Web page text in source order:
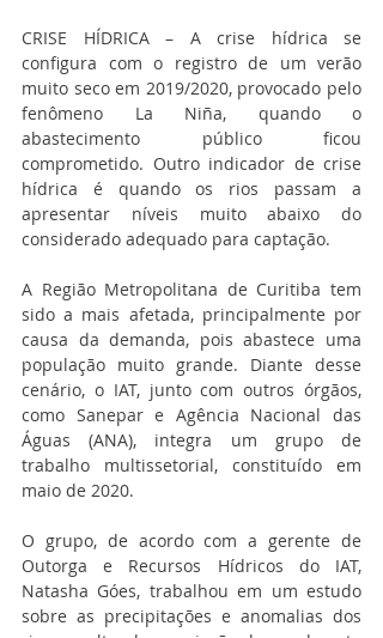
CRISE HÍDRICA – A crise hídrica se
configura com o registro de um verão
muito seco em 2019/2020, provocado pelo
fenômeno La Niña, quando o
abastecimento público ficou
comprometido. Outro indicador de crise
hídrica é quando os rios passam a
apresentar níveis muito abaixo do
considerado adequado para captação.
A Região Metropolitana de Curitiba tem
sido a mais afetada, principalmente por
causa da demanda, pois abastece uma
população muito grande. Diante desse
cenário, o IAT, junto com outros órgãos,
como Sanepar e Agência Nacional das
Águas (ANA), integra um grupo de
trabalho multissetorial, constituído em
maio de 2020.
O grupo, de acordo com a gerente de
Outorga e Recursos Hídricos do IAT,
Natasha Góes, trabalhou em um estudo
sobre as precipitações e anomalias dos